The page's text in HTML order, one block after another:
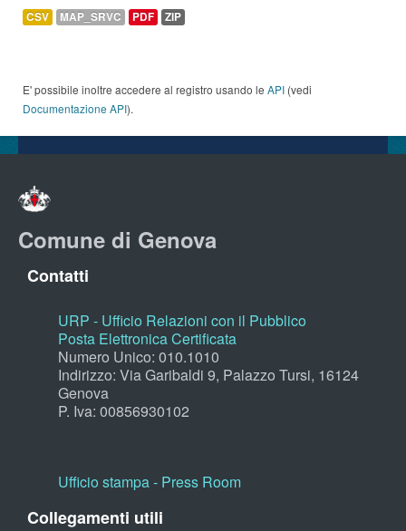
CSV MAP_SRVC PDF ZIP
E' possibile inoltre accedere al registro usando le API (vedi
Documentazione API).
Comune di Genova
Contatti
URP - Ufficio Relazioni con il Pubblico
Posta Elettronica Certificata
Numero Unico: 010.1010
Indirizzo: Via Garibaldi 9, Palazzo Tursi, 16124
Genova
P. Iva: 00856930102
Ufficio stampa - Press Room
Collegamenti utili